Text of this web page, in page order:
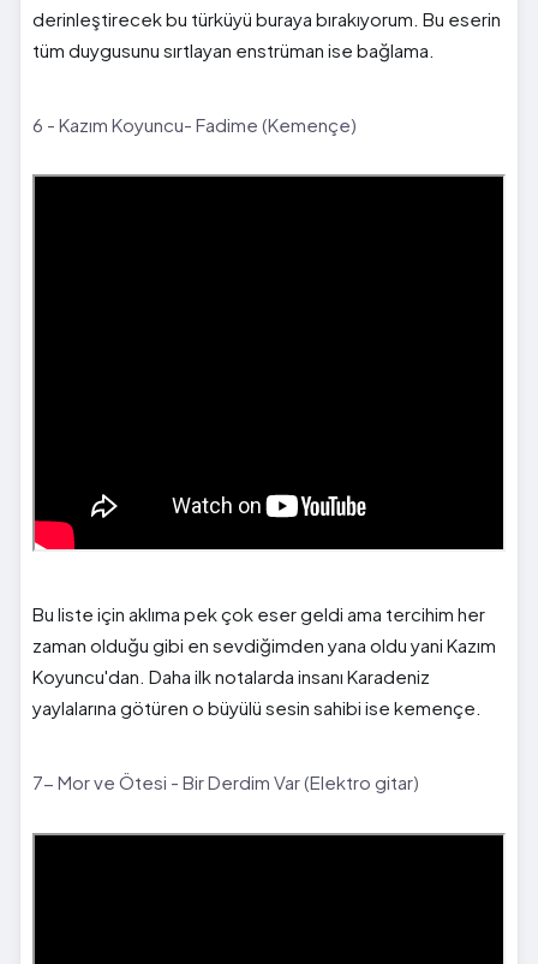
derinleştirecek bu türküyü buraya bırakıyorum. Bu eserin
tüm duygusunu sırtlayan enstrüman ise bağlama.
6 - Kazım Koyuncu- Fadime (Kemençe)
Bu liste için aklıma pek çok eser geldi ama tercihim her
zaman olduğu gibi en sevdiğimden yana oldu yani Kazım
Koyuncu'dan. Daha ilk notalarda insanı Karadeniz
yaylalarına götüren o büyülü sesin sahibi ise kemençe.
7- Mor ve Ötesi - Bir Derdim Var (Elektro gitar)